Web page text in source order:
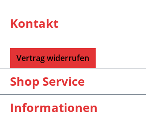
Kontakt
Vertrag widerrufen
Shop Service
Informationen